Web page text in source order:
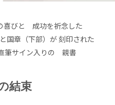
喜びと 成功を祈念した
国章（下部）が 刻印された
筆サイン入りの 親書
結束